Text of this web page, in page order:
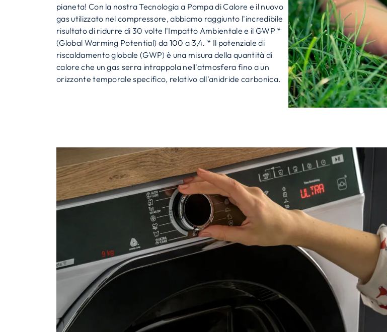
pianeta! Con la nostra Tecnologia a Pompa di Calore e il nuovo
gas utilizzato nel compressore, abbiamo raggiunto l'incredibile
risultato di ridurre di 30 volte l'Impatto Ambientale e il GWP *
(Global Warming Potential) da 100 a 3,4. * Il potenziale di
riscaldamento globale (GWP) è una misura della quantità di
calore che un gas serra intrappola nell'atmosfera fino a un
orizzonte temporale specifico, relativo all'anidride carbonica.